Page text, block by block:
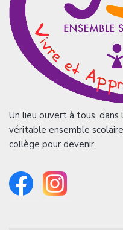
Un lieu ouvert à tous, dans
véritable ensemble
collège pour devenir.